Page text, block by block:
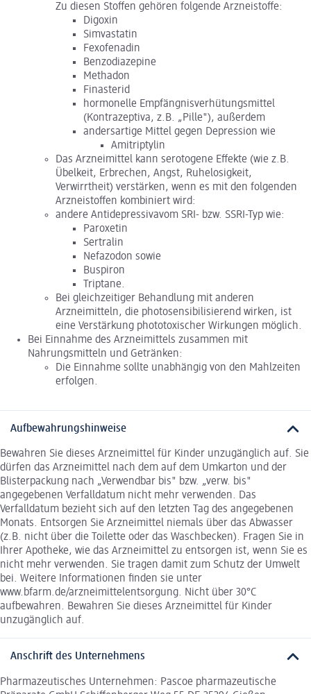
Zu diesen Stoffen gehören folgende Arzneistoffe:
Digoxin
Simvastatin
Fexofenadin
Benzodiazepine
Methadon
Finasterid
hormonelle Empfängnisverhütungsmittel
(Kontrazeptiva, z.B. „Pille"), außerdem
andersartige Mittel gegen Depression wie
Amitriptylin
Das Arzneimittel kann serotogene Effekte (wie z.B.
Übelkeit, Erbrechen, Angst, Ruhelosigkeit,
Verwirrtheit) verstärken, wenn es mit den folgenden
Arzneistoffen kombiniert wird:
andere Antidepressivavom SRI- bzw. SSRI-Typ wie:
Paroxetin
Sertralin
Nefazodon sowie
Buspiron
Triptane.
Bei gleichzeitiger Behandlung mit anderen
Arzneimitteln, die photosensibilisierend wirken, ist
eine Verstärkung phototoxischer Wirkungen möglich.
Bei Einnahme des Arzneimittels zusammen mit
Nahrungsmitteln und Getränken:
Die Einnahme sollte unabhängig von den Mahlzeiten
erfolgen.
Aufbewahrungshinweise
Bewahren Sie dieses Arzneimittel für Kinder unzugänglich auf. Sie
dürfen das Arzneimittel nach dem auf dem Umkarton und der
Blisterpackung nach „Verwendbar bis" bzw. „verw. bis"
angegebenen Verfalldatum nicht mehr verwenden. Das
Verfalldatum bezieht sich auf den letzten Tag des angegebenen
Monats. Entsorgen Sie Arzneimittel niemals über das Abwasser
(z.B. nicht über die Toilette oder das Waschbecken). Fragen Sie in
Ihrer Apotheke, wie das Arzneimittel zu entsorgen ist, wenn Sie es
nicht mehr verwenden. Sie tragen damit zum Schutz der Umwelt
bei. Weitere Informationen finden sie unter
www.bfarm.de/arzneimittelentsorgung. Nicht über 30°C
aufbewahren. Bewahren Sie dieses Arzneimittel für Kinder
unzugänglich auf.
Anschrift des Unternehmens
Pharmazeutisches Unternehmen: Pascoe pharmazeutische